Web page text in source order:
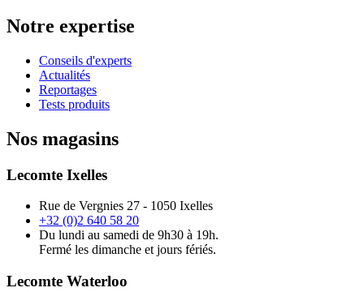
Notre expertise
Conseils d'experts
Actualités
Reportages
Tests produits
Nos magasins
Lecomte Ixelles
Rue de Vergnies 27 - 1050 Ixelles
+32 (0)2 640 58 20
Du lundi au samedi de 9h30 à 19h.
Fermé les dimanche et jours fériés.
Lecomte Waterloo